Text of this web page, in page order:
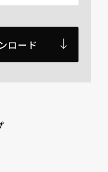
ロード